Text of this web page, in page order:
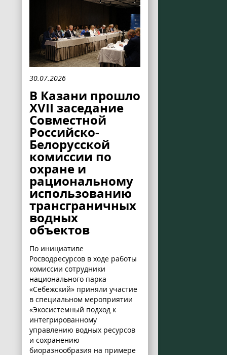
30.07.2026
В Казани прошло
XVII заседание
Совместной
Российско-
Белорусской
комиссии по
охране и
рациональному
использованию
трансграничных
водных
объектов
По инициативе
Росводресурсов в ходе работы
комиссии сотрудники
национального парка
«Себежский» приняли участие
в специальном мероприятии
«Экосистемный подход к
интегрированному
управлению водных ресурсов
и сохранению
биоразнообразия на примере